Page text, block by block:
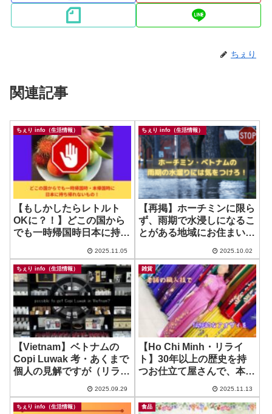
ちぇり
関連記事
ちぇり info（生活情報）
【もしかしたらレトルト
OKに？！】どこの国から
でも一時帰国時日本に持ち
る？お肉に関して新情報
2025.11.05
ちぇり info（生活情報）
【再掲】ホーチミンに限ら
ず、雨期で水浸しになるこ
とがある地域にお住まい・
つけてほしいこと
2025.10.02
ちぇり info（生活情報）
【Vietnam】ベトナムの
Copi Luwak 考・あくまで
個人の見解ですが（リライ
2025.09.29
雑貨
【Ho Chi Minh・リライ
ト】30年以上の歴史を持
つお仕立て屋さんで、本格
か？ ~ Mark & Vy Ao Dai
2025.11.13
ちぇり info（生活情報） 食品